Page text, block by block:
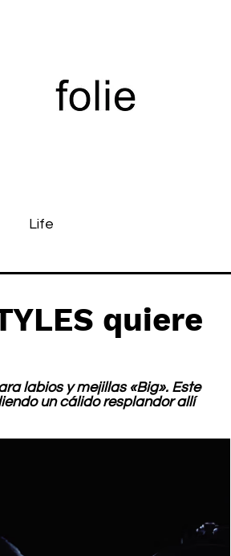
Life
quiere
labios y mejillas «Big». Este
un cálido resplandor allí